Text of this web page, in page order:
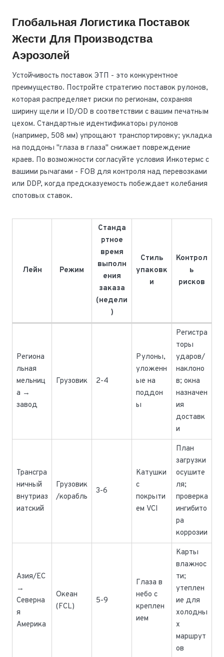
Глобальная Логистика Поставок
Жести Для Производства
Аэрозолей
Устойчивость поставок ЭТП - это конкурентное
преимущество. Постройте стратегию поставок рулонов,
которая распределяет риски по регионам, сохраняя
ширину щели и ID/OD в соответствии с вашим печатным
цехом. Стандартные идентификаторы рулонов
(например, 508 мм) упрощают транспортировку; укладка
на поддоны "глаза в глаза" снижает повреждение
краев. По возможности согласуйте условия Инкотермс с
вашими рычагами - FOB для контроля над перевозками
или DDP, когда предсказуемость побеждает колебания
спотовых ставок.
Лейн Режим
Станда
ртное
время
выполн
ения
заказа
(недели
)
Стиль
упаковк
и
Контрол
ь
рисков
Региона
льная
мельниц
а →
завод
Грузовик 2-4
Рулоны,
уложенн
ые на
поддон
ы
Регистра
торы
ударов/
наклоно
в; окна
назначен
ия
доставк
и
Трансгра
ничный
внутриаз
иатский
Грузовик
/корабль
3-6
Катушки
с
покрыти
ем VCI
План
загрузки
осушите
ля;
проверка
ингибито
ра
коррозии
Азия/ЕС
→
Северна
я
Америка
Океан
(FCL)
5-9
Глаза в
небо с
креплен
ием
Карты
влажнос
ти;
утеплен
ие для
холодны
х
маршрут
ов